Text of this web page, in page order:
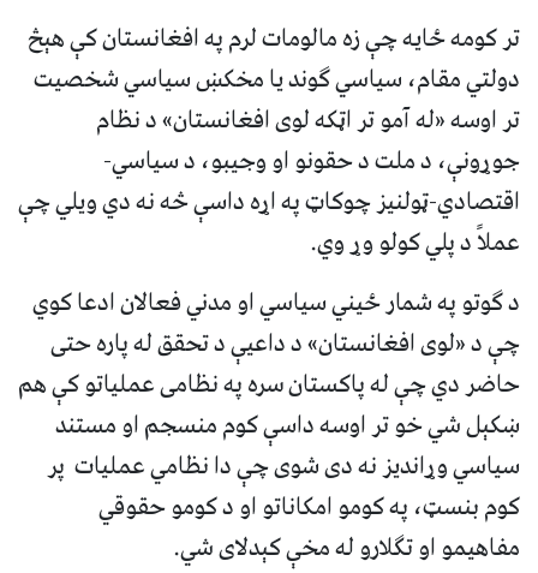
تر کومه ځایه چې زه مالومات لرم په افغانستان کې هېڅ
دولتي مقام، سیاسي ګوند یا مخکښ سیاسي شخصیت
تر اوسه «له آمو تر اټکه لوی افغانستان» د نظام
جوړونې، د ملت د حقونو او وجیبو، د سیاسي-
اقتصادي-ټولنیز چوکاټ په اړه داسې څه نه دي ویلي چې
عملاً د پلي کولو وړ وي.
د ګوتو په شمار ځیني سیاسي او مدني فعالان ادعا کوي
چې د «لوی افغانستان» د داعیې د تحقق له پاره حتی
حاضر دي چې له پاکستان سره په نظامی عملیاتو کې هم
ښکېل شي خو تر اوسه داسې کوم منسجم او مستند
سیاسي وړاندیز نه دی شوی چې دا نظامي عملیات پر
کوم بنسټ، په کومو امکاناتو او د کومو حقوقي
مفاهیمو او تګلارو له مخې کېدلای شي.